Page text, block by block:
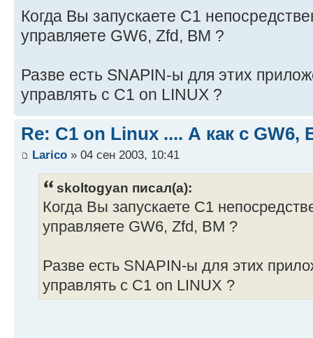
Когда Вы запускаете C1
управляете GW6, Zfd, BM ?
Разве есть SNAPIN-ы для этих
управлять с C1 on LINUX ?
Re: C1 on Linux .... А как с GW6,
Larico » 04 сен 2003, 10:41
skoltogyan писал(а):
Когда Вы запускаете C1
управляете GW6, Zfd, BM ?
Разве есть SNAPIN-ы для этих
управлять с C1 on LINUX ?